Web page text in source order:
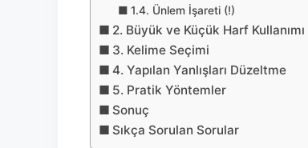
1.4. Ünlem İşareti (!)
2. Büyük ve Küçük Harf Kullanımı
3. Kelime Seçimi
4. Yapılan Yanlışları Düzeltme
5. Pratik Yöntemler
Sonuç
Sıkça Sorulan Sorular